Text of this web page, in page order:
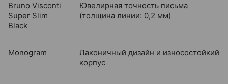
Bruno Visconti
Super Slim
Black
Ювелирная точность письма
(толщина линии: 0,2 мм)
Monogram
Лаконичный дизайн и износостойкий
корпус